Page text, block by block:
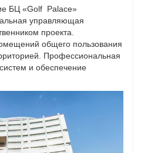
БЦ «Golf Palace»
управляющая
проекта.
общего пользования
Профессиональная
и обеспечение